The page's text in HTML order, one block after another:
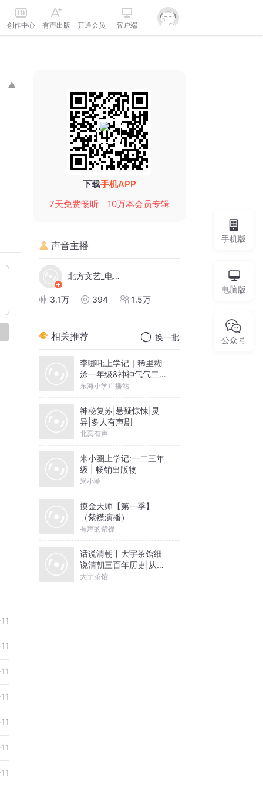
创作中心 有声出版 开通会员 客户端
下载手机APP
7天免费畅听
10万本会员专辑
声音主播
北方文艺_电子书
3.1万 394 1.5万
相关推荐 换一批
李哪吒上学记｜稀里糊
涂一年级&神神气气二年
级
东海小学广播站
神秘复苏|悬疑惊悚|灵
异|多人有声剧
北冥有声
米小圈上学记:一二三年
级 | 畅销出版物
米小圈
摸金天师【第一季】
（紫襟演播）
有声的紫襟
话说清朝丨大宇茶馆细
说清朝三百年历史|从努
尔哈赤到末代皇帝溥仪|
大宇茶馆
手机版
电脑版
公众号